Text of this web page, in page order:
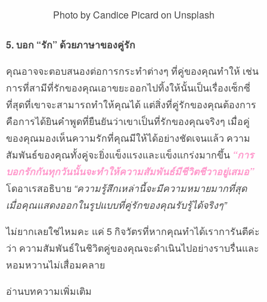
Photo by Candice Picard on Unsplash
5. บอก “รัก” ด้วยภาษาของคู่รัก
คุณอาจจะตอบสนองต่อการกระทำต่างๆ ที่คู่ของคุณทำให้ เช่น
การที่สามีที่รักของคุณเอาขยะออกไปทิ้งให้นั้นเป็นเรื่องเซ็กซี่
ที่สุดที่เขาจะสามารถทำให้คุณได้ แต่สิ่งที่คู่รักของคุณต้องการ
คือการได้ยินคำพูดที่ยืนยันว่าเขาเป็นที่รักของคุณจริงๆ เมื่อคู่
ของคุณมองเห็นความรักที่คุณมีให้ได้อย่างชัดเจนแล้ว ความ
สัมพันธ์ของคุณทั้งคู่จะยิ่งแข็งแรงและแข็งแกร่งมากขึ้น “การ
บอกรักกันทุกวันนั้นจะทำให้ความสัมพันธ์มีชีวิตชีวาอยู่เสมอ”
โดอาเรสอธิบาย “ความรู้สึกเหล่านี้จะมีความหมายมากที่สุด
เมื่อคุณแสดงออกในรูปแบบที่คู่รักของคุณรับรู้ได้จริงๆ”
ไม่ยากเลยใช่ไหมคะ แค่ 5 กิจวัตรที่หากคุณทำได้เราการันตีค่ะ
ว่า ความสัมพันธ์ในชิวิตคู่ของคุณจะดำเนินไปอย่างราบรื่นและ
หอมหวานไม่เสื่อมคลาย
อ่านบทความเพิ่มเติม